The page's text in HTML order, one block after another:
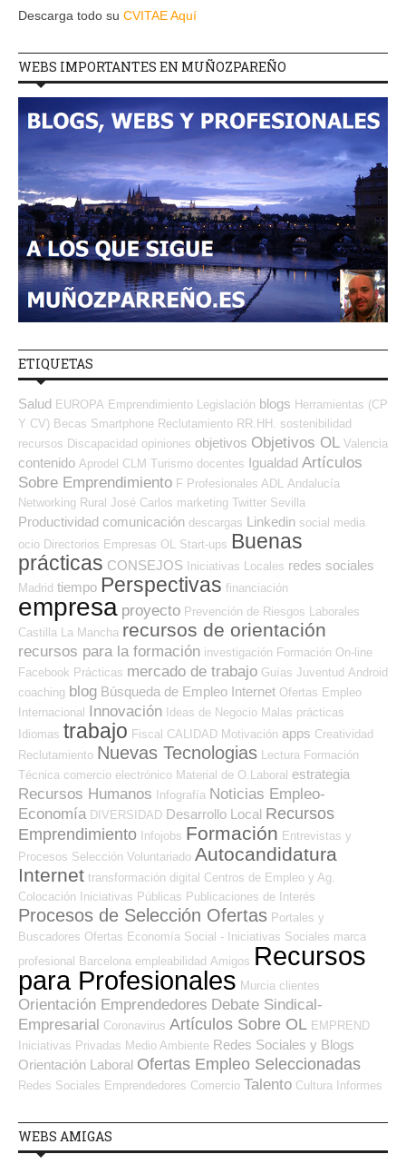
Descarga todo su CVITAE Aquí
WEBS IMPORTANTES EN MUÑOZPAREÑO
ETIQUETAS
Salud EUROPA Emprendimiento Legislación blogs Herramientas (CP
Y CV) Becas Smartphone Reclutamiento RR.HH. sostenibilidad
recursos Discapacidad opiniones objetivos Objetivos OL Valencia
contenido Aprodel CLM Turismo docentes Igualdad Artículos
Sobre Emprendimiento F Profesionales ADL Andalucía
Networking Rural José Carlos marketing Twitter Sevilla
Productividad comunicación descargas Linkedin social media
ocio Directorios Empresas OL Start-ups Buenas
prácticas CONSEJOS Iniciativas Locales redes sociales
Madrid tiempo Perspectivas financiación
empresa proyecto Prevención de Riesgos Laborales
Castilla La Mancha recursos de orientación
recursos para la formación investigación Formación On-line
Facebook Prácticas mercado de trabajo Guías Juventud Android
coaching blog Búsqueda de Empleo Internet Ofertas Empleo
Internacional
Innovación Ideas de Negocio Malas prácticas
Idiomas trabajo Fiscal CALIDAD Motivación apps Creatividad
Reclutamiento Nuevas Tecnologias Lectura Formación
Técnica comercio electrónico Material de O.Laboral estrategia
Recursos Humanos Infografía Noticias Empleo-
Economía DIVERSIDAD Desarrollo Local Recursos
Emprendimiento Infojobs Formación Entrevistas y
Procesos Selección Voluntariado Autocandidatura
Internet transformación digital Centros de Empleo y Ag.
Colocación
Iniciativas Públicas Publicaciones de Interés
Procesos de Selección Ofertas Portales y
Buscadores Ofertas Economía Social - Iniciativas Sociales marca
profesional Barcelona empleabilidad Amigos Recursos
para Profesionales Murcia clientes
Orientación Emprendedores Debate Sindical-
Empresarial Coronavirus Artículos Sobre OL EMPREND
Iniciativas Privadas Medio Ambiente Redes Sociales y Blogs
Orientación Laboral Ofertas Empleo Seleccionadas
Redes Sociales Emprendedores Comercio Talento Cultura Informes
WEBS AMIGAS